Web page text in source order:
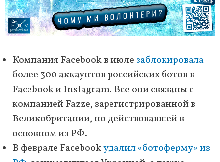
Компания Facebook в июле заблокировала
более 300 аккаунтов российских ботов в
Facebook и Instagram. Все они связаны с
компанией Fazze, зарегистрированной в
Великобритании, но действовавшей в
основном из РФ.
В феврале Facebookудалил «ботоферму» из